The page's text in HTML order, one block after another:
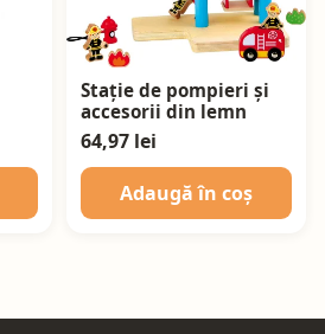
Stație de pompieri și
accesorii din lemn
64,97 lei
Adaugă în coș